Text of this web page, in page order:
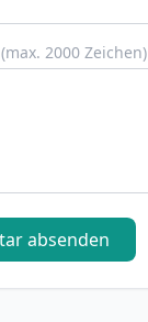
(max. 2000 Zeichen)
absenden